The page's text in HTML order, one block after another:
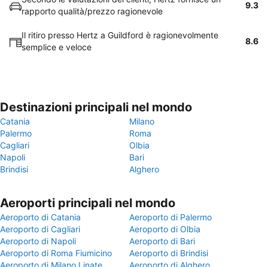
rapporto qualità/prezzo ragionevole
9.3
Il ritiro presso Hertz a Guildford è ragionevolmente
semplice e veloce
8.6
Destinazioni principali nel mondo
Catania
Milano
Palermo
Roma
Cagliari
Olbia
Napoli
Bari
Brindisi
Alghero
Aeroporti principali nel mondo
Aeroporto di Catania
Aeroporto di Palermo
Aeroporto di Cagliari
Aeroporto di Olbia
Aeroporto di Napoli
Aeroporto di Bari
Aeroporto di Roma Fiumicino
Aeroporto di Brindisi
Aeroporto di Milano Linate
Aeroporto di Alghero